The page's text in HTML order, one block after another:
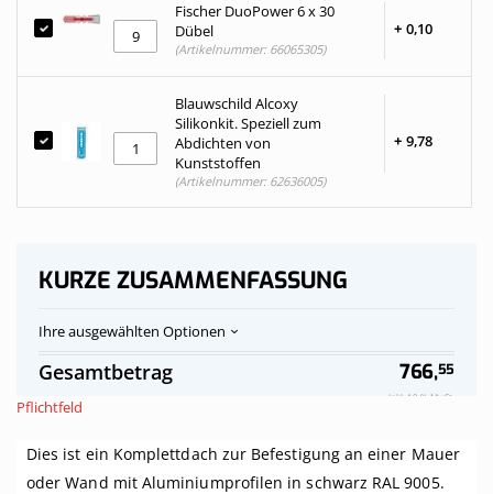
Fischer DuoPower 6 x 30
Dübel
+ 0,10
(Artikelnummer: 66065305)
Blauwschild Alcoxy
Silikonkit. Speziell zum
Abdichten von
Kunststoffen
+ 9,78
(Artikelnummer: 62636005)
Pflichtfeld
KURZE ZUSAMMENFASSUNG
Ihre ausgewählten Optionen
Polycarbonat-
Stegplatten
Dach
transparent
an
Mauer,
Auf
Vorrat
Gesamtbetrag 766,55
Inkl. 19 % MwSt.
Dies ist ein Komplettdach zur Befestigung an einer Mauer
oder Wand mit Aluminiumprofilen in schwarz RAL 9005.